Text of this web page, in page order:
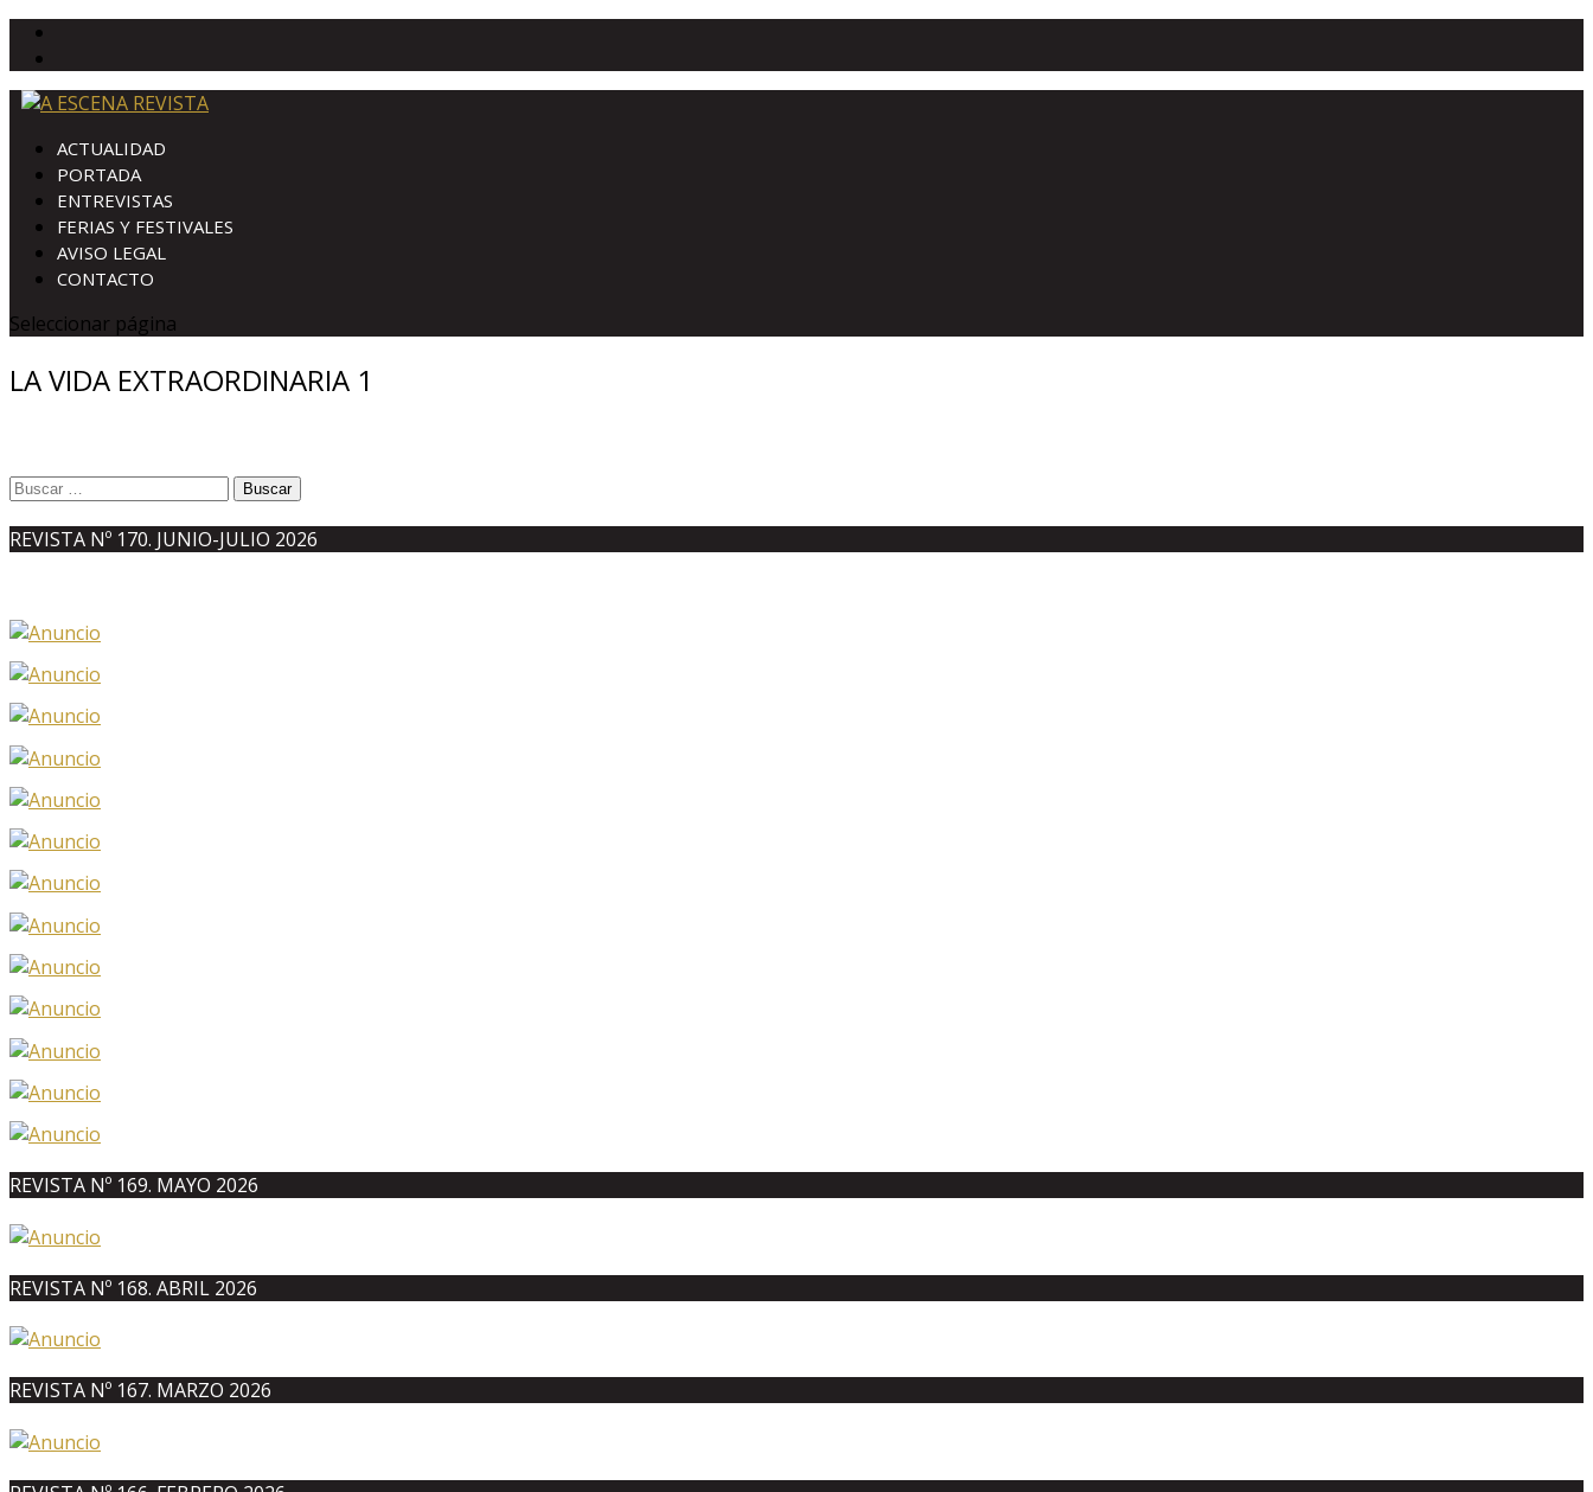
ACTUALIDAD
PORTADA
ENTREVISTAS
FERIAS Y FESTIVALES
AVISO LEGAL
CONTACTO
Seleccionar página
LA VIDA EXTRAORDINARIA 1
Buscar:
REVISTA Nº 170. JUNIO-JULIO 2026
REVISTA Nº 169. MAYO 2026
REVISTA Nº 168. ABRIL 2026
REVISTA Nº 167. MARZO 2026